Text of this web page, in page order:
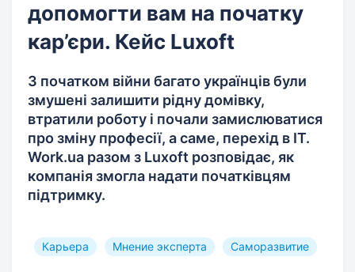
допомогти вам на початку
кар’єри. Кейс Luxoft
З початком війни багато українців були
змушені залишити рідну домівку,
втратили роботу і почали замислюватися
про зміну професії, а саме, перехід в ІТ.
Work.ua разом з Luxoft розповідає, як
компанія змогла надати початківцям
підтримку.
Карьера Мнение эксперта Саморазвитие